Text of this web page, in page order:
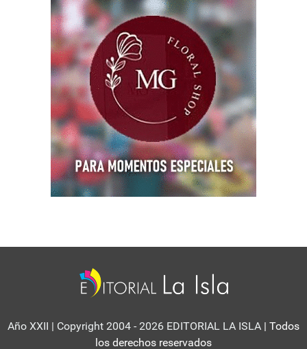
Año XXII | Copyright 2004 - 2026 EDITORIAL LA ISLA | Todos
los derechos reservados